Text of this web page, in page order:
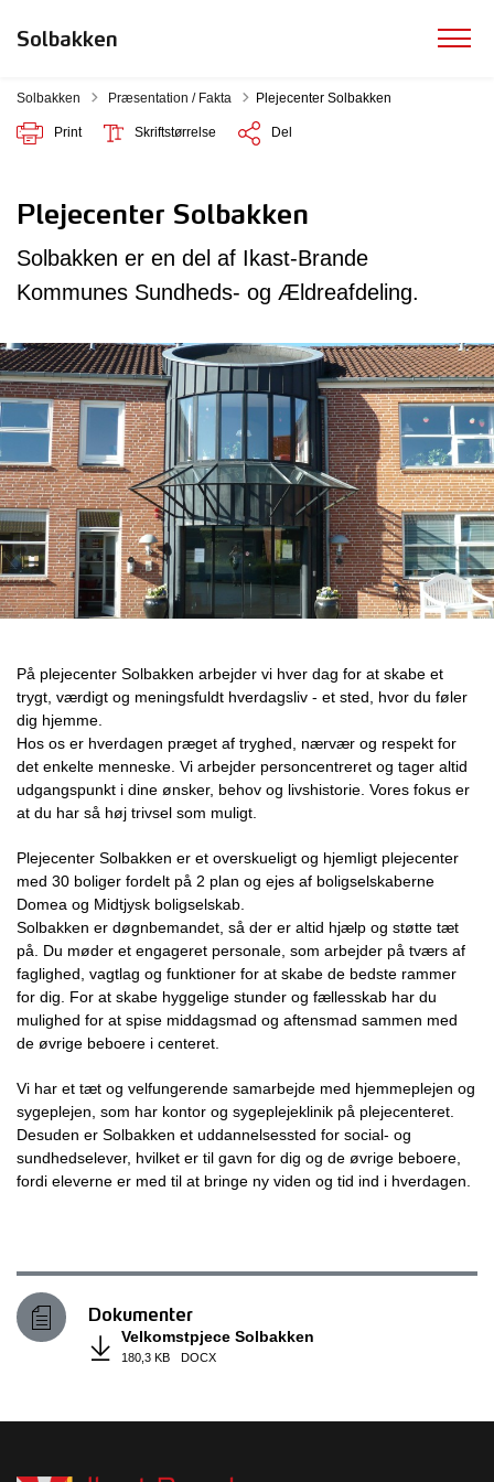
Solbakken
Solbakken Tilbage til
Præsentation / Fakta Plejecenter Solbakken
Print Skriftstørrelse Del
Plejecenter Solbakken
Solbakken er en del af Ikast-Brande
Kommunes Sundheds- og Ældreafdeling.
På plejecenter Solbakken arbejder vi hver dag for at skabe et
trygt, værdigt og meningsfuldt hverdagsliv - et sted, hvor du føler
dig hjemme.
Hos os er hverdagen præget af tryghed, nærvær og respekt for
det enkelte menneske. Vi arbejder personcentreret og tager altid
udgangspunkt i dine ønsker, behov og livshistorie. Vores fokus er
at du har så høj trivsel som muligt.
Plejecenter Solbakken er et overskueligt og hjemligt plejecenter
med 30 boliger fordelt på 2 plan og ejes af boligselskaberne
Domea og Midtjysk boligselskab.
Solbakken er døgnbemandet, så der er altid hjælp og støtte tæt
på. Du møder et engageret personale, som arbejder på tværs af
faglighed, vagtlag og funktioner for at skabe de bedste rammer
for dig. For at skabe hyggelige stunder og fællesskab har du
mulighed for at spise middagsmad og aftensmad sammen med
de øvrige beboere i centeret.
Vi har et tæt og velfungerende samarbejde med hjemmeplejen og
sygeplejen, som har kontor og sygeplejeklinik på plejecenteret.
Desuden er Solbakken et uddannelsessted for social- og
sundhedselever, hvilket er til gavn for dig og de øvrige beboere,
fordi eleverne er med til at bringe ny viden og tid ind i hverdagen.
Dokumenter
Velkomstpjece Solbakken
180,3 KB DOCX